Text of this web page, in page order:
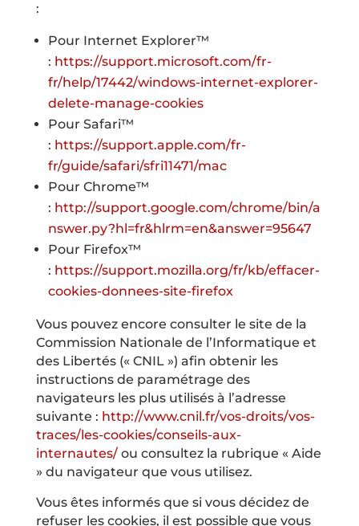
:
Pour Internet Explorer™
: https://support.microsoft.com/fr-
fr/help/17442/windows-internet-explorer-
delete-manage-cookies
Pour Safari™
: https://support.apple.com/fr-
fr/guide/safari/sfri11471/mac
Pour Chrome™
: http://support.google.com/chrome/bin/a
nswer.py?hl=fr&hlrm=en&answer=95647
Pour Firefox™
: https://support.mozilla.org/fr/kb/effacer-
cookies-donnees-site-firefox
Vous pouvez encore consulter le site de la
Commission Nationale de l’Informatique et
des Libertés (« CNIL ») afin obtenir les
instructions de paramétrage des
navigateurs les plus utilisés à l’adresse
suivante : http://www.cnil.fr/vos-droits/vos-
traces/les-cookies/conseils-aux-
internautes/ ou consultez la rubrique « Aide
» du navigateur que vous utilisez.
Vous êtes informés que si vous décidez de
refuser les cookies, il est possible que vous